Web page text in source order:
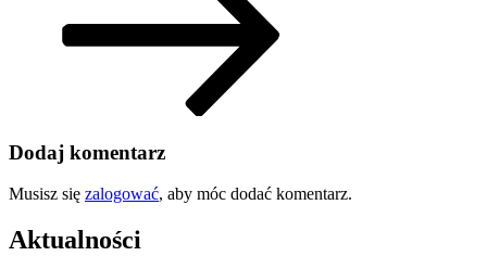
Dodaj komentarz
Musisz się zalogować, aby móc dodać komentarz.
Aktualności